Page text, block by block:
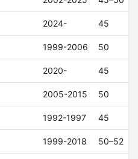
2024- 45
1999-2006 50
2020- 45
2005-2015 50
1992-1997 45
1999-2018 50–52